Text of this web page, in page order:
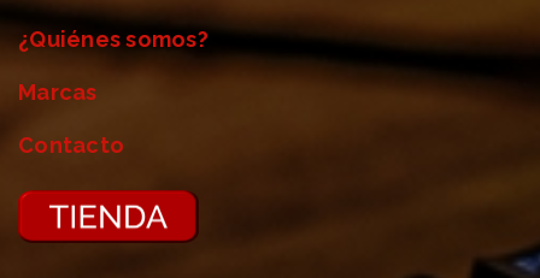
¿Quiénes somos?
Marcas
Contacto